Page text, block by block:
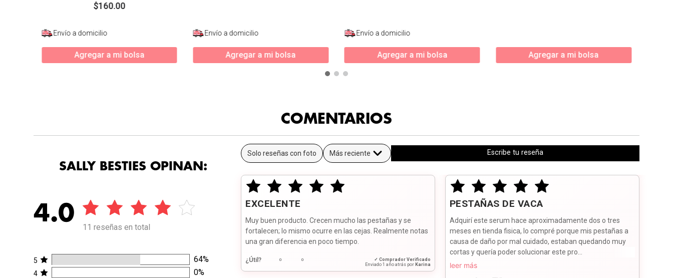
$160.00
Envío a domicilio
Agregar a mi bolsa
Envío a domicilio
Agregar a mi bolsa
Envío a domicilio
Agregar a mi bolsa Agregar a mi bolsa
COMENTARIOS
SALLY BESTIES OPINAN:
4.0
11 reseñas en total
5 64%
4 0%
Solo reseñas con foto Más reciente Escribe tu reseña
EXCELENTE
Muy buen producto. Crecen mucho las pestañas y se
fortalecen; lo mismo ocurre en las cejas. Realmente notas
una gran diferencia en poco tiempo.
¿Útil? 0 0
✓ Comprador Verificado
Enviado 1 año atráspor Karina
PESTAÑAS DE VACA
Adquirí este serum hace aproximadamente dos o tres
meses en tienda fisica, lo compré porque mis pestañas a
causa de daño por mal cuidado, estaban quedando muy
cortas y quería poder solucionar este pro...
leer más